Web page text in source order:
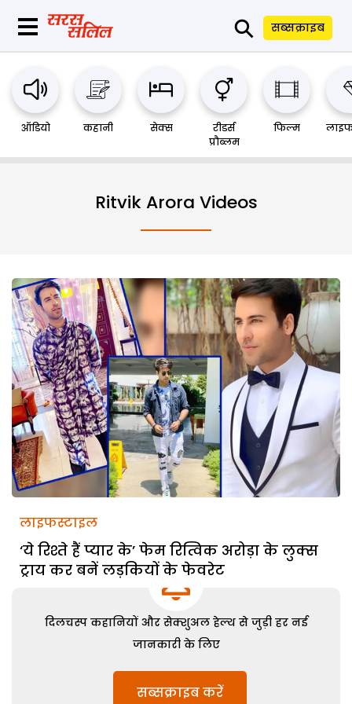
⚲ सब्सक्राइब
ऑडियो कहानी सेक्स
रीडर्स
प्रौब्लम
फिल्म
Ritvik Arora Videos
लाइफस्टाइल
‘ये रिश्ते हैं प्यार के’ फेम रित्विक अरोड़ा के लुक्स
ट्राय कर बनें लड़कियों के फेवरेट
दिलचस्प कहानियों और सेक्शुअल हेल्थ से जुड़ी हर नई
जानकारी के लिए
सब्सक्राइब करें